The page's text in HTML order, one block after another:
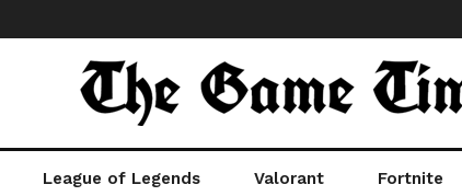
League of Legends Valorant Fortnite